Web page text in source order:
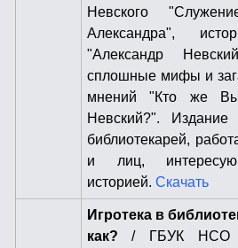
Невского
Александра",
"Александр
сплошные мифы и
мнений "Кто же
Невский?". Издание
библиотекарей,
и лиц,
историей. Скачать
Игротека в
как?/ ГБУК НСО